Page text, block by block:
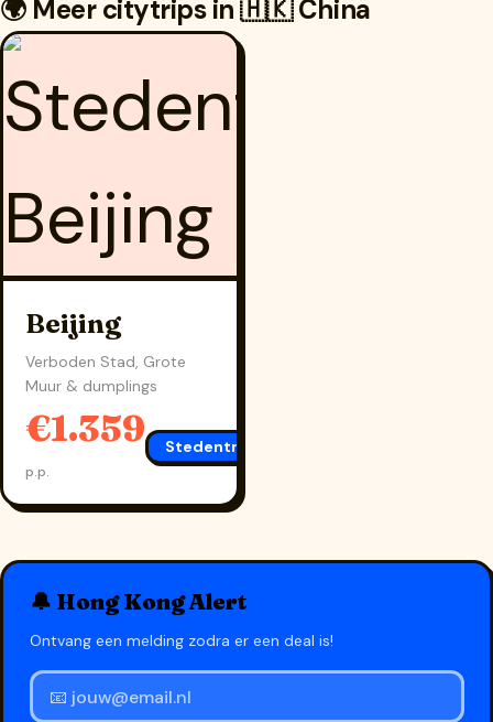
🌍 Meer citytrips in 🇭🇰 China
Beijing
Verboden Stad, Grote
Muur & dumplings
€1.359
p.p.
Stedentrip Beijing
🔔 Hong Kong Alert
Ontvang een melding zodra er een deal is!